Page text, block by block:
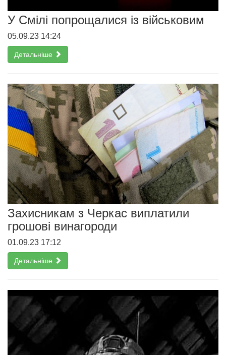
У Смілі попрощалися із військовим
05.09.23 14:24
Детальніше
Захисникам з Черкас виплатили
грошові винагороди
01.09.23 17:12
Детальніше